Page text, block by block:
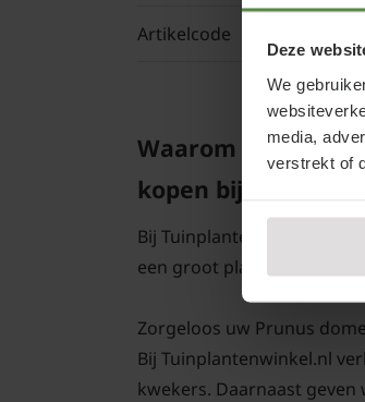
Deze
We
media,
verstrekt of
Artikelcode
Waarom Prunus
kopen bij
Bij Tuinplantenwinkel.nl
een groot planten- en
Zorgeloos uw Prunus
Bij Tuinplantenwinkel.nl
kwekers. Daarnaast